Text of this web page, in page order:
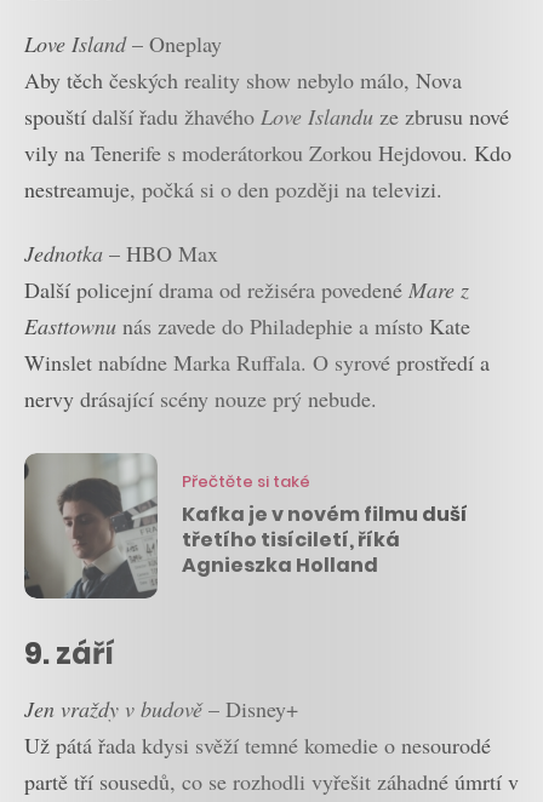
Love Island– Oneplay
Aby těch českých reality show nebylo málo, Nova
spouští další řadu žhavého Love Islandu ze zbrusu nové
vily na Tenerife s moderátorkou Zorkou Hejdovou. Kdo
nestreamuje, počká si o den později na televizi.
Jednotka – HBO Max
Další policejní drama od režiséra povedené Mare z
Easttownu nás zavede do Philadephie a místo Kate
Winslet nabídne Marka Ruffala. O syrové prostředí a
nervy drásající scény nouze prý nebude.
Přečtěte si také
Kafka je v novém filmu duší
třetího tisíciletí, říká
Agnieszka Holland
9. září
Jen vraždy v budově– Disney+
Už pátá řada kdysi svěží temné komedie o nesourodé
partě tří sousedů, co se rozhodli vyřešit záhadné úmrtí v